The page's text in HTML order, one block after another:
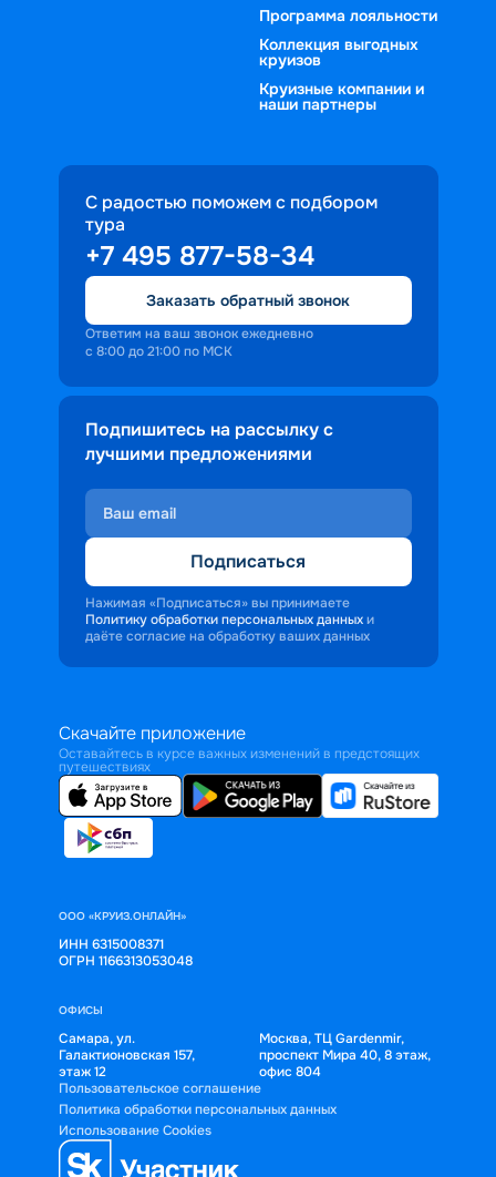
Программа лояльности
Коллекция выгодных
круизов
Круизные компании и
наши партнеры
С радостью поможем с подбором
тура
+7 495 877-58-34
Заказать обратный звонок
Ответим на ваш звонок ежедневно
с 8:00 до 21:00 по МСК
Подпишитесь на рассылку с
лучшими предложениями
Подписаться
Нажимая «Подписаться» вы принимаете
Политику обработки персональных данных и
даёте согласие на обработку ваших данных
Скачайте приложение
Оставайтесь в курсе важных изменений в предстоящих
путешествиях
ООО «КРУИЗ.ОНЛАЙН»
ИНН 6315008371
ОГРН 1166313053048
ОФИСЫ
Самара, ул.
Галактионовская 157,
этаж 12
Москва, ТЦ Gardenmir,
проспект Мира 40, 8 этаж,
офис 804
Пользовательское соглашение
Политика обработки персональных данных
Использование Cookies